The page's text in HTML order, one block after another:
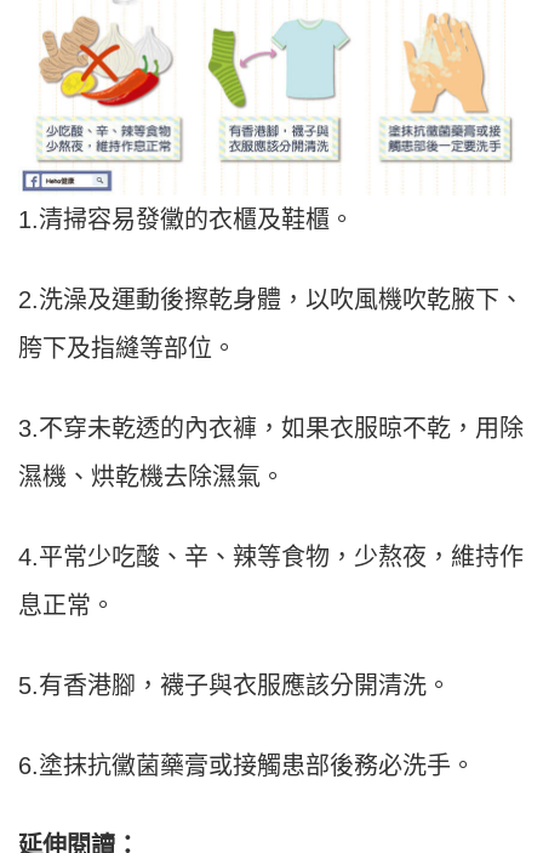
1.清掃容易發黴的衣櫃及鞋櫃。
2.洗澡及運動後擦乾身體，以吹風機吹乾腋下、
胯下及指縫等部位。
3.不穿未乾透的內衣褲，如果衣服晾不乾，用除
濕機、烘乾機去除濕氣。
4.平常少吃酸、辛、辣等食物，少熬夜，維持作
息正常。
5.有香港腳，襪子與衣服應該分開清洗。
6.塗抹抗黴菌藥膏或接觸患部後務必洗手。
延伸閱讀：